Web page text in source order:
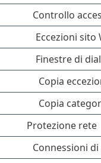
Controllo
Eccezioni sito
Finestre di
Copia
Copia
Protezione rete
Connessioni